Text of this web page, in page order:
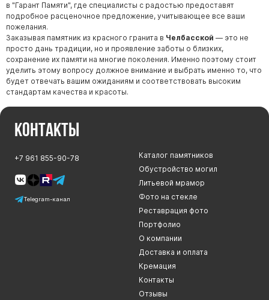
в "Гарант Памяти", где специалисты с радостью предоставят
подробное расценочное предложение, учитывающее все ваши
пожелания.
Заказывая памятник из красного гранита в Челбасской — это не
просто дань традиции, но и проявление заботы о близких,
сохранение их памяти на многие поколения. Именно поэтому стоит
уделить этому вопросу должное внимание и выбрать именно то, что
будет отвечать вашим ожиданиям и соответствовать высоким
стандартам качества и красоты.
Контакты
+7 961 855-90-78
Telegram-канал
Каталог памятников
Обустройство могил
Литьевой мрамор
Фото на стекле
Реставрация фото
Портфолио
О компании
Доставка и оплата
Кремация
Контакты
Отзывы